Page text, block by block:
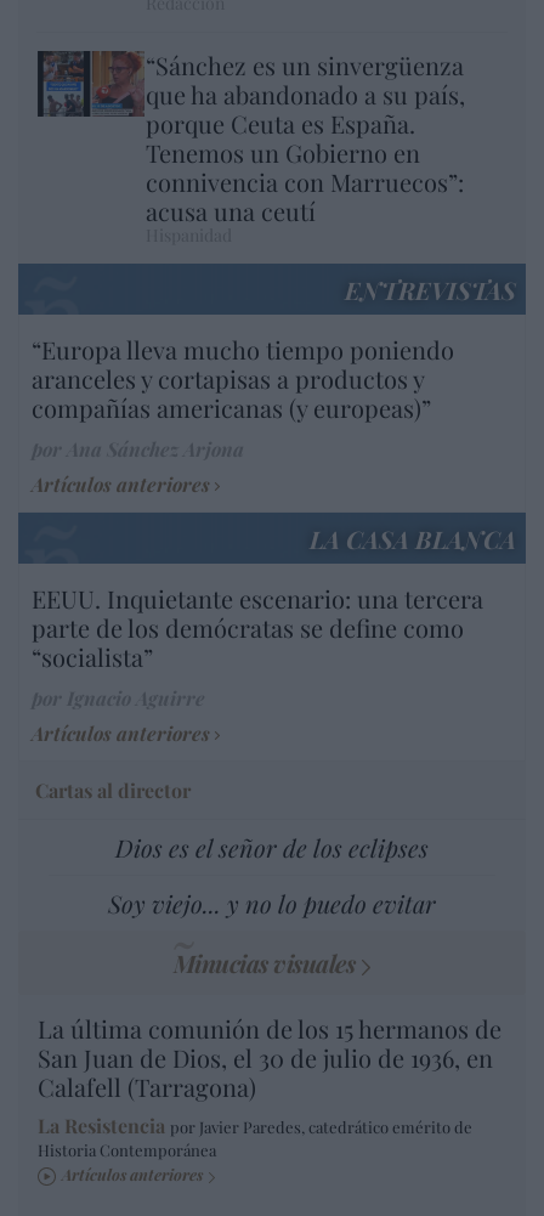
“Sánchez es un sinvergüenza
que ha abandonado a su país,
porque Ceuta es España.
Tenemos un Gobierno en
connivencia con Marruecos”:
acusa una ceutí
ENTREVISTAS
“Europa lleva mucho tiempo poniendo
aranceles y cortapisas a productos y
compañías americanas (y europeas)”
Artículos anteriores
LA CASA BLANCA
EEUU. Inquietante escenario: una tercera
parte de los demócratas se define como
“socialista”
Artículos anteriores
Cartas al director
Dios es el señor de los eclipses
Soy viejo... y no lo puedo evitar
Minucias visuales
La última comunión de los 15 hermanos de
San Juan de Dios, el 30 de julio de 1936, en
Calafell (Tarragona)
La Resistencia por Javier Paredes, catedrático emérito de
Historia Contemporánea
Artículos anteriores